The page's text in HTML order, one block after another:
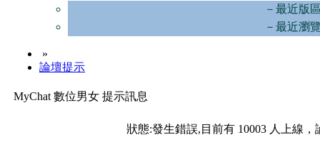
－最近版
－最近瀏
»
論壇提示
MyChat 數位男女 提示訊息
狀態:發生錯誤,目前有 10003 人上線